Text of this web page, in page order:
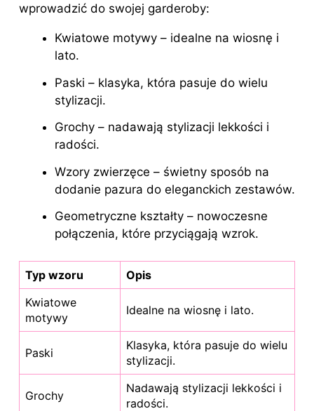
wprowadzić do swojej garderoby:
Kwiatowe motywy – idealne na wiosnę i
lato.
Paski – klasyka, która pasuje do wielu
stylizacji.
Grochy – nadawają stylizacji lekkości i
radości.
Wzory zwierzęce – świetny sposób na
dodanie pazura do eleganckich zestawów.
Geometryczne kształty – nowoczesne
połączenia, które przyciągają wzrok.
Typ wzoru
Opis
Kwiatowe
motywy
Idealne na wiosnę i lato.
Paski
Klasyka, która pasuje do wielu
stylizacji.
Grochy
Nadawają stylizacji lekkości i
radości.